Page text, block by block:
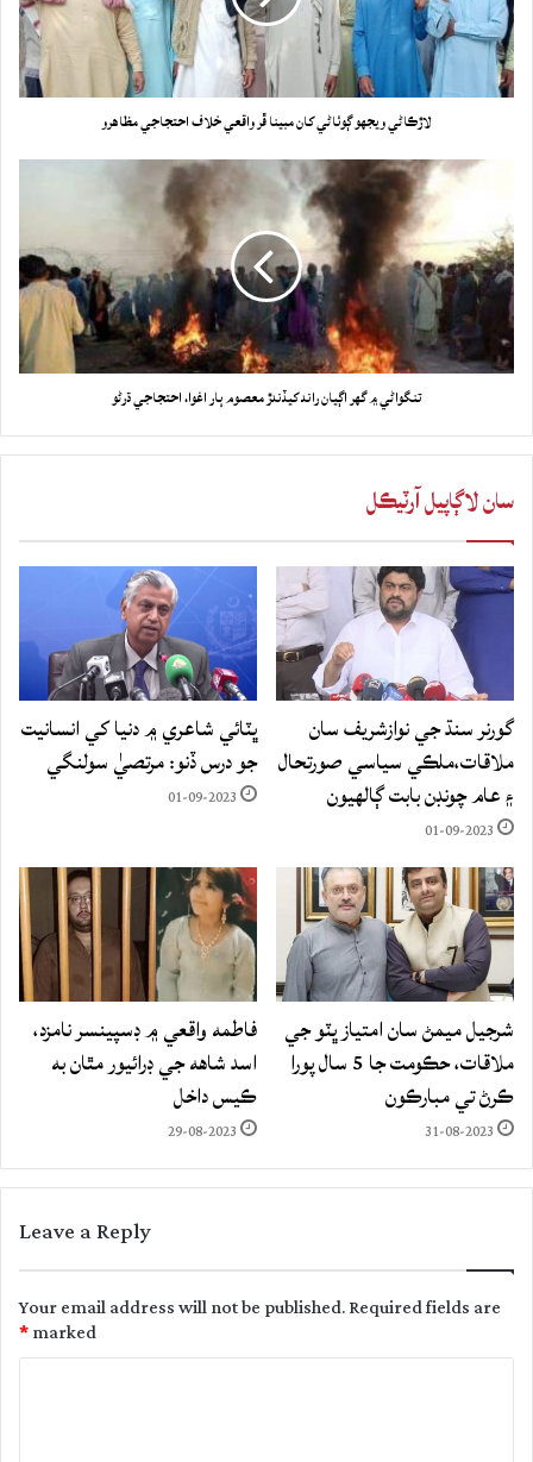
لاڙڪاڻي ويجهو ڳوٺاڻي کان مبينا ڦر واقعي خلاف احتجاجي مظاهرو
تنگواڻي ۾ گهر اڳيان راند کيڏندڙ معصوم ٻار اغوا، احتجاجي ڌرڻو
سان لاڳاپيل آرٽيڪل
گورنر سنڌ جي نوازشريف سان
ملاقات،ملڪي سياسي صورتحال
۽ عام چونڊن بابت ڳالهيون
01-09-2023
ڀٽائي شاعري ۾ دنيا کي انسانيت
جو درس ڏنو: مرتصيٰ سولنگي
01-09-2023
شرجيل ميمڻ سان امتياز ڀٽو جي
ملاقات، حڪومت جا 5 سال پورا
ڪرڻ تي مبارڪون
31-08-2023
فاطمه واقعي ۾ ڊسپينسر نامزد،
اسد شاهه جي ڊرائيور مٿان به
ڪيس داخل
29-08-2023
Leave a Reply
Your email address will not be published.Required fields are
marked
*